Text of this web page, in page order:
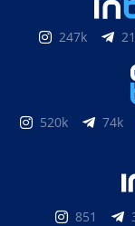
247k
520k 74k
851